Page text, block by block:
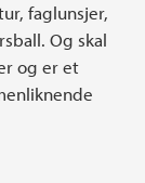
faglunsjer,
Og skal
og er et